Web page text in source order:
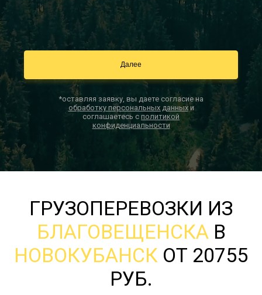
*оставляя заявку, вы даете согласие на
обработку персональных данныхи
соглашаетесь с политикой
конфиденциальности
ГРУЗОПЕРЕВОЗКИ ИЗ
БЛАГОВЕЩЕНСКАВ
НОВОКУБАНСК ОТ 20755
РУБ.